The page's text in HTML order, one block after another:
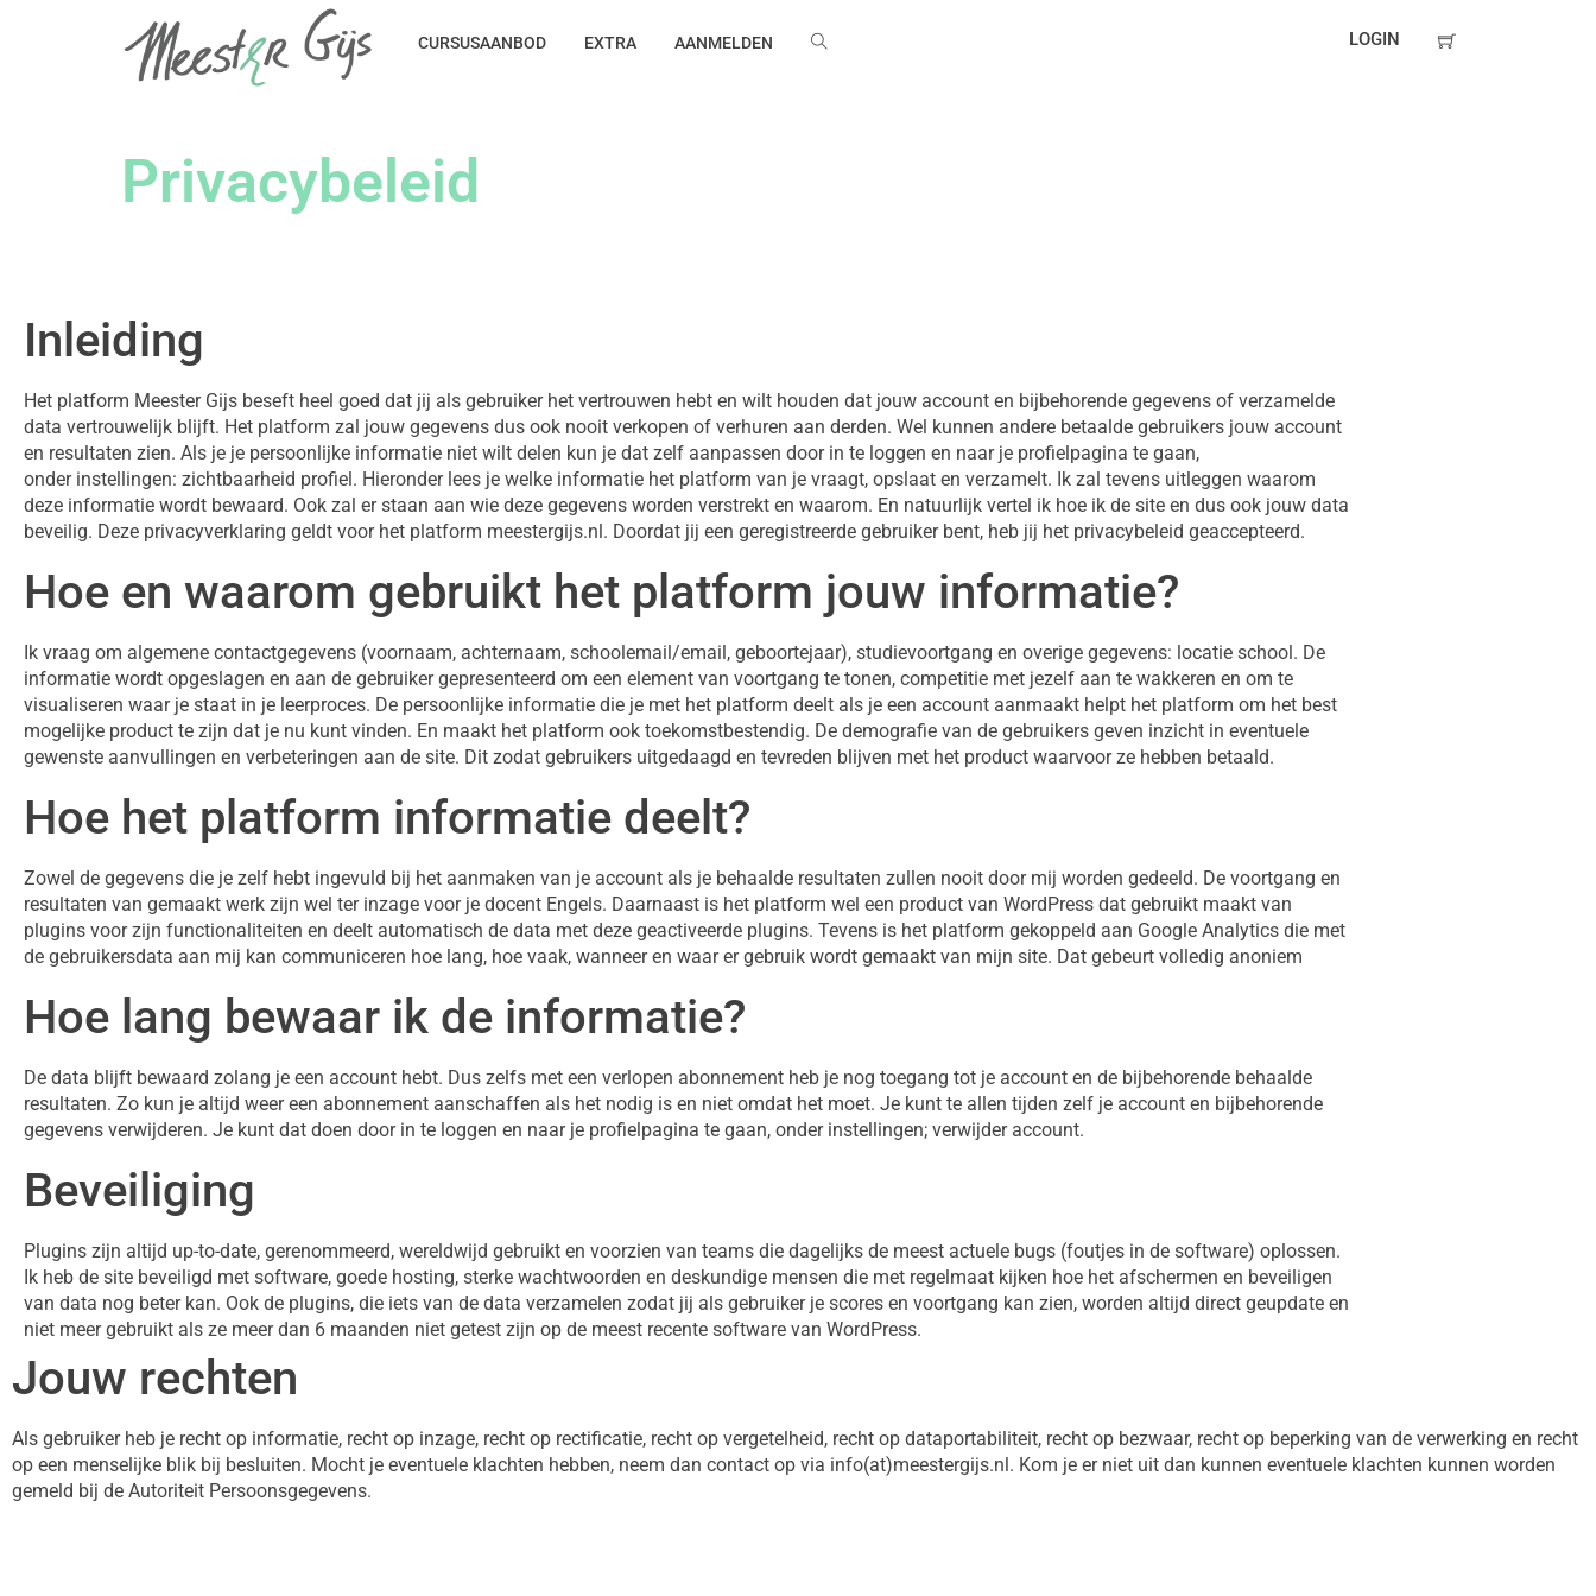
CURSUSAANBOD EXTRA AANMELDEN LOGIN
Privacybeleid
Inleiding
Het platform Meester Gijs beseft heel goed dat jij als gebruiker het vertrouwen hebt en wilt houden dat jouw account en bijbehorende gegevens of verzamelde
data vertrouwelijk blijft. Het platform zal jouw gegevens dus ook nooit verkopen of verhuren aan derden. Wel kunnen andere betaalde gebruikers jouw account
en resultaten zien. Als je je persoonlijke informatie niet wilt delen kun je dat zelf aanpassen door in te loggen en naar je profielpagina te gaan,
onder instellingen: zichtbaarheid profiel. Hieronder lees je welke informatie het platform van je vraagt, opslaat en verzamelt. Ik zal tevens uitleggen waarom
deze informatie wordt bewaard. Ook zal er staan aan wie deze gegevens worden verstrekt en waarom. En natuurlijk vertel ik hoe ik de site en dus ook jouw data
beveilig. Deze privacyverklaring geldt voor het platform meestergijs.nl. Doordat jij een geregistreerde gebruiker bent, heb jij het privacybeleid geaccepteerd.
Hoe en waarom gebruikt het platform jouw informatie?
Ik vraag om algemene contactgegevens (voornaam, achternaam, schoolemail/email, geboortejaar), studievoortgang en overige gegevens: locatie school. De
informatie wordt opgeslagen en aan de gebruiker gepresenteerd om een element van voortgang te tonen, competitie met jezelf aan te wakkeren en om te
visualiseren waar je staat in je leerproces. De persoonlijke informatie die je met het platform deelt als je een account aanmaakt helpt het platform om het best
mogelijke product te zijn dat je nu kunt vinden. En maakt het platform ook toekomstbestendig. De demografie van de gebruikers geven inzicht in eventuele
gewenste aanvullingen en verbeteringen aan de site. Dit zodat gebruikers uitgedaagd en tevreden blijven met het product waarvoor ze hebben betaald.
Hoe het platform informatie deelt?
Zowel de gegevens die je zelf hebt ingevuld bij het aanmaken van je account als je behaalde resultaten zullen nooit door mij worden gedeeld. De voortgang en
resultaten van gemaakt werk zijn wel ter inzage voor je docent Engels. Daarnaast is het platform wel een product van WordPress dat gebruikt maakt van
plugins voor zijn functionaliteiten en deelt automatisch de data met deze geactiveerde plugins. Tevens is het platform gekoppeld aan Google Analytics die met
de gebruikersdata aan mij kan communiceren hoe lang, hoe vaak, wanneer en waar er gebruik wordt gemaakt van mijn site. Dat gebeurt volledig anoniem
Hoe lang bewaar ik de informatie?
De data blijft bewaard zolang je een account hebt. Dus zelfs met een verlopen abonnement heb je nog toegang tot je account en de bijbehorende behaalde
resultaten. Zo kun je altijd weer een abonnement aanschaffen als het nodig is en niet omdat het moet. Je kunt te allen tijden zelf je account en bijbehorende
gegevens verwijderen. Je kunt dat doen door in te loggen en naar je profielpagina te gaan, onder instellingen; verwijder account.
Beveiliging
Plugins zijn altijd up-to-date, gerenommeerd, wereldwijd gebruikt en voorzien van teams die dagelijks de meest actuele bugs (foutjes in de software) oplossen.
Ik heb de site beveiligd met software, goede hosting, sterke wachtwoorden en deskundige mensen die met regelmaat kijken hoe het afschermen en beveiligen
van data nog beter kan. Ook de plugins, die iets van de data verzamelen zodat jij als gebruiker je scores en voortgang kan zien, worden altijd direct geupdate en
niet meer gebruikt als ze meer dan 6 maanden niet getest zijn op de meest recente software van WordPress.
Jouw rechten
Als gebruiker heb je recht op informatie, recht op inzage, recht op rectificatie, recht op vergetelheid, recht op dataportabiliteit, recht op bezwaar, recht op beperking van de verwerking en recht
op een menselijke blik bij besluiten. Mocht je eventuele klachten hebben, neem dan contact op via info(at)meestergijs.nl. Kom je er niet uit dan kunnen eventuele klachten kunnen worden
gemeld bij de Autoriteit Persoonsgegevens.